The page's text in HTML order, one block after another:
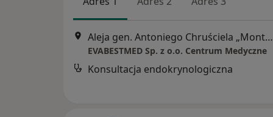
Aleja gen. Antoniego Chruściela „Montera” 40, Warszawa
EVABESTMED Sp. z o.o. Centrum Medyczne
Konsultacja endokrynologiczna